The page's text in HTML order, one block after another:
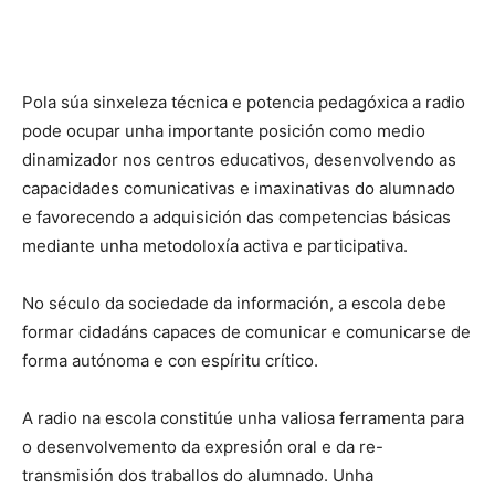
Pola súa sinxeleza técnica e potencia pedagóxica a radio
pode ocupar unha importante posición como medio
dinamizador nos centros educativos, desenvolvendo as
capacidades comunicativas e imaxinativas do alumnado
e favorecendo a adquisición das competencias básicas
mediante unha metodoloxía activa e participativa.
No século da sociedade da información, a escola debe
formar cidadáns capaces de comunicar e comunicarse de
forma autónoma e con espíritu crítico.
A radio na escola constitúe unha valiosa ferramenta para
o desenvolvemento da expresión oral e da re-
transmisión dos traballos do alumnado. Unha